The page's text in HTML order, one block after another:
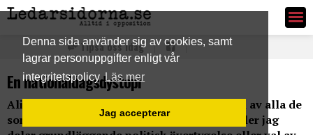
Denna sida använder sig av cookies, samt
lagrar personuppgifter enligt vår
integritetspolicyLäs mer
Jag accepterar
Ledarsidorna.se
Tipsa oss idag
En nationaldagsdystopi
Alice Teodorescus, GP, fredagskrönika är en av alla de
som helt enkelt måste läsas. Vare sig hon eller jag